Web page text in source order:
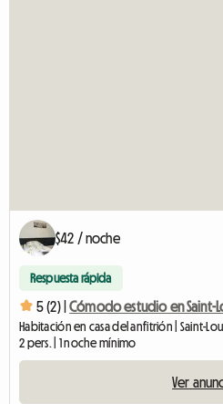
$42 / noche
Respuesta rápida
5 (2) | Cómodo estudio en Saint-
Habitación en casa del anfitrión | Saint-
2 pers. | 1 noche mínimo
Ver